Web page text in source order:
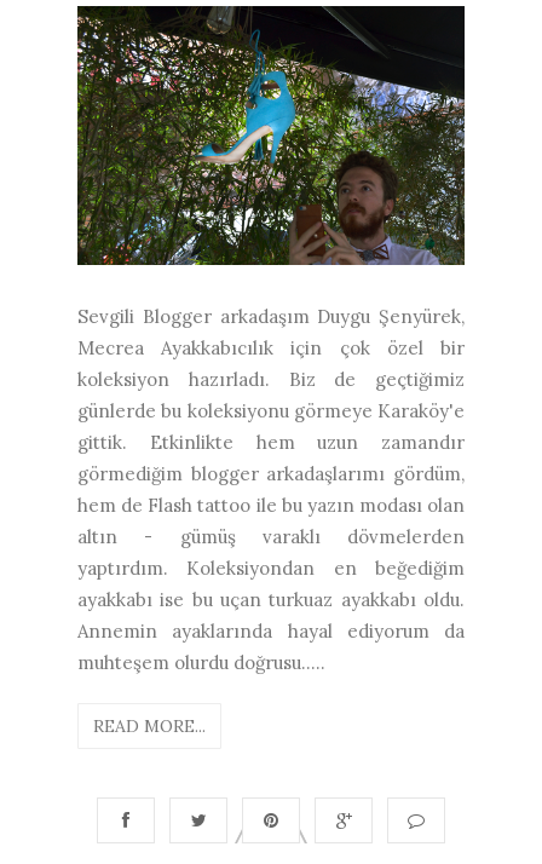
Sevgili Blogger arkadaşım Duygu Şenyürek,
Mecrea Ayakkabıcılık için çok özel bir
koleksiyon hazırladı. Biz de geçtiğimiz
günlerde bu koleksiyonu görmeye Karaköy'e
gittik. Etkinlikte hem uzun zamandır
görmediğim blogger arkadaşlarımı gördüm,
hem de Flash tattoo ile bu yazın modası olan
altın - gümüş varaklı dövmelerden
yaptırdım. Koleksiyondan en beğediğim
ayakkabı ise bu uçan turkuaz ayakkabı oldu.
Annemin ayaklarında hayal ediyorum da
muhteşem olurdu doğrusu.....
READ MORE...